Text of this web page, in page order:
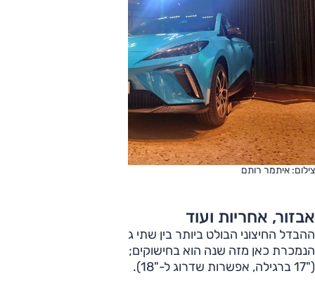
צילום: איתמר רותם
אבזור, אחריות ועוד
ההבדל החיצוני הבולט ביותר בין שתי גרסאות חדשות אלה ובין זו
("17 ברגילה, אפשרות שדרוג ל-"18).